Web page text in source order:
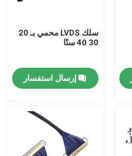
سلك LVDS محمي بـ 20
30 40 سنًا
إرسال استفسار